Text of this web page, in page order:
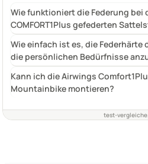
Wie funktioniert die Federung bei
COMFORT1Plus gefederten
Wie einfach ist es, die Federhärte
die persönlichen Bedürfnisse
Kann ich die Airwings
Mountainbike montieren?
test-